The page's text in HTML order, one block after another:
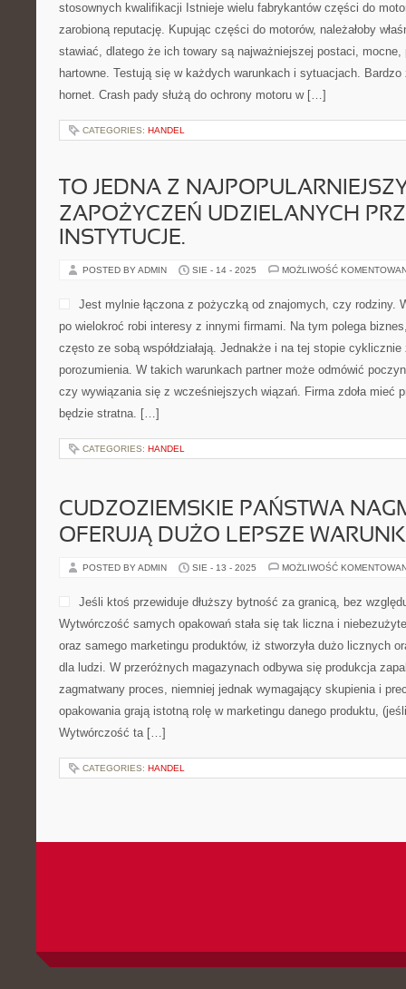
stosownych kwalifikacji Istnieje wielu fabrykantów części do
zarobioną reputację. Kupując części do motorów, należałoby
stawiać, dlatego że ich towary są najważniejszej postaci, mocne,
hartowne. Testują się w każdych warunkach i sytuacjach.
hornet. Crash pady służą do ochrony motoru w […]
CATEGORIES: HANDEL
TO JEDNA Z
ZAPOŻYCZEŃ UDZIELANYCH
INSTYTUCJE.
POSTED BY ADMIN SIE - 14 - 2025 MOŻLIWOŚĆ
Jest mylnie łączona z pożyczką od znajomych, czy rodziny.
po wielokroć robi interesy z innymi firmami. Na tym polega
często ze sobą współdziałają. Jednakże i na tej stopie cyklicznie
porozumienia. W takich warunkach partner może odmówić
czy wywiązania się z wcześniejszych wiązań. Firma zdoła mieć
będzie stratna. […]
CATEGORIES: HANDEL
CUDZOZIEMSKIE PAŃSTWA
OFERUJĄ DUŻO LEPSZE
POSTED BY ADMIN SIE - 13 - 2025 MOŻLIWOŚĆ
Jeśli ktoś przewiduje dłuższy bytność za granicą, bez
Wytwórczość samych opakowań stała się tak liczna i
oraz samego marketingu produktów, iż stworzyła dużo licznych
dla ludzi. W przeróżnych magazynach odbywa się produkcja
zagmatwany proces, niemniej jednak wymagający skupienia i
opakowania grają istotną rolę w marketingu danego produktu,
Wytwórczość ta […]
CATEGORIES: HANDEL